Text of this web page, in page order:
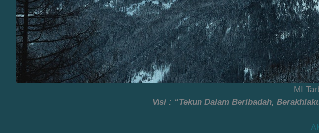
MI
Visi : “Tekun Dalam Beribadah,